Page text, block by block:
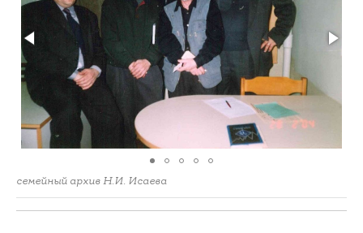
семейный архив Н.И. Исаева